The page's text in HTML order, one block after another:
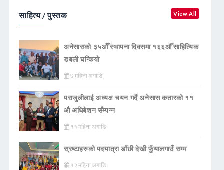
साहित्य / पुस्तक View All
अनेसासको ३५औँ स्थापना दिवसमा १६६औँ साहित्यिक
डबली घन्कियाे
७ महिना अगाडि
पराजुलीलाई अध्यक्ष चयन गर्दै अनेसास कतारको ११
औ अधिबेशन सँम्पन्न
११ महिना अगाडि
स्रष्टाहरुको पदयात्रा डाँछी देखी फुँयालगाउँ सम्म
१२ महिना अगाडि